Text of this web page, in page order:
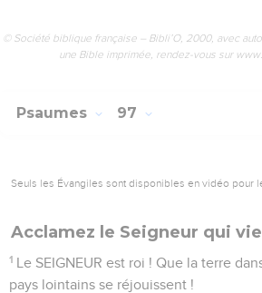
© Société biblique française – Bibli’O, 2000, avec
une Bible imprimée, rendez-vous sur
Psaumes 97
Seuls les Évangiles sont disponibles en vidéo pour
Acclamez le Seigneur qui
1 Le SEIGNEUR est roi ! Que la terre
pays lointains se réjouissent !